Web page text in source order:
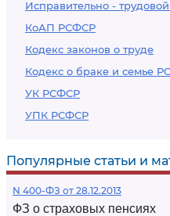
Исправительно -
КоАП РСФСР
Кодекс законов о труде
Кодекс о браке и семье
УК РСФСР
УПК РСФСР
Популярные статьи и
N 400-ФЗ от 28.12.2013
ФЗ о страховых пенсиях